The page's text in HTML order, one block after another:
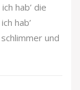
hab’ die
hab’
und